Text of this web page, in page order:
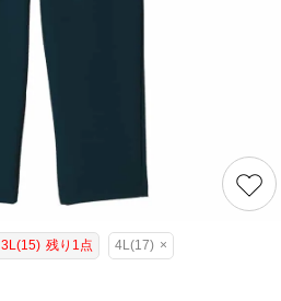
3L(15) 残り1点 4L(17) ×